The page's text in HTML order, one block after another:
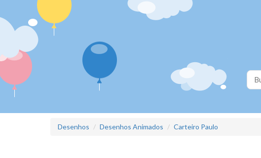
Desenhos Desenhos Animados Carteiro Paulo